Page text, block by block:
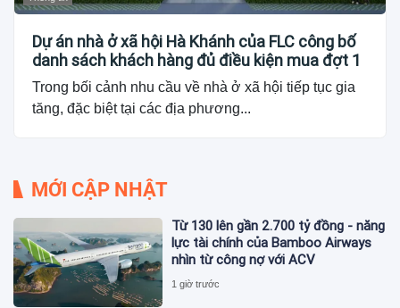
Dự án nhà ở xã hội Hà Khánh của FLC công bố
danh sách khách hàng đủ điều kiện mua đợt 1
Trong bối cảnh nhu cầu về nhà ở xã hội tiếp tục gia
tăng, đặc biệt tại các địa phương...
MỚI CẬP NHẬT
Từ 130 lên gần 2.700 tỷ đồng - năng
lực tài chính của Bamboo Airways
nhìn từ công nợ với ACV
1 giờ trước